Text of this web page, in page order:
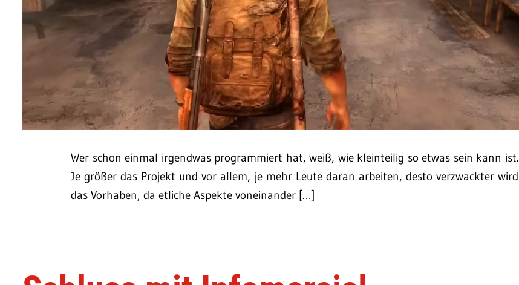
Wer schon einmal irgendwas programmiert hat, weiß, wie kleinteilig so etwas sein kann ist.
Je größer das Projekt und vor allem, je mehr Leute daran arbeiten, desto verzwackter wird
das Vorhaben, da etliche Aspekte voneinander […]